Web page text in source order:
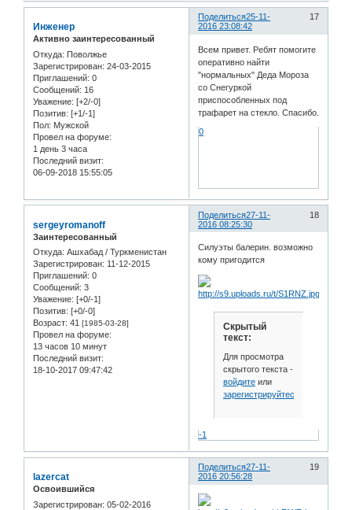
Поделиться 17
25-11-
2016 23:08:42
Инженер
Активно заинтересованный
Откуда: Поволжье
Зарегистрирован: 24-03-2015
Приглашений: 0
Сообщений: 16
Уважение: [+2/-0]
Позитив: [+1/-1]
Пол: Мужской
Провел на форуме:
1 день 3 часа
Последний визит:
06-09-2018 15:55:05
Всем привет. Ребят помогите
оперативно найти
"нормальных" Деда Мороза
со Снегуркой
приспособленных под
трафарет на стекло. Спасибо.
0
Поделиться 18
27-11-
2016 08:25:30
sergeyromanoff
Заинтересованный
Откуда: Ашхабад / Туркменистан
Зарегистрирован: 11-12-2015
Приглашений: 0
Сообщений: 3
Уважение: [+0/-1]
Позитив: [+0/-0]
Возраст: 41 [1985-03-28]
Провел на форуме:
13 часов 10 минут
Последний визит:
18-10-2017 09:47:42
Силуэты балерин. возможно
кому пригодится
Скрытый
текст:
Для просмотра
скрытого текста -
войдитеили
зарегистрируйтесь
-1
Поделиться 19
27-11-
2016 20:56:28
lazercat
Освоившийся
Зарегистрирован: 05-02-2016